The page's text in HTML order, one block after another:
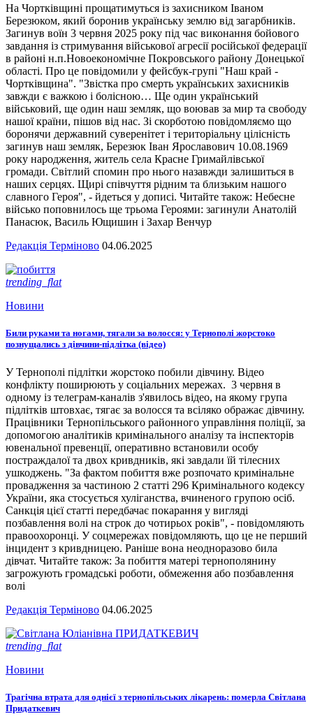
На Чортківщині прощатимуться із захисником Іваном
Березюком, який боронив українську землю від загарбників.
Загинув воїн 3 червня 2025 року під час виконання бойового
завдання із стримування військової агресії російської федерації
в районі н.п.Новоекономічне Покровського району Донецької
області. Про це повідомили у фейсбук-групі "Наш край -
Чортківщина". "Звістка про смерть українських захисників
завжди є важкою і болісною… Ще один український
військовий, ще один наш земляк, що воював за мир та свободу
нашої країни, пішов від нас. Зі скорботою повідомляємо що
боронячи державний суверенітет і територіальну цілісність
загинув наш земляк, Березюк Іван Ярославович 10.08.1969
року народження, житель села Красне Гримайлівської
громади. Світлий спомин про нього назавжди залишиться в
наших серцях. Щирі співчуття рідним та близьким нашого
славного Героя", - йдеться у дописі. Читайте також: Небесне
військо поповнилось ще трьома Героями: загинули Анатолій
Панасюк, Василь Ющишин і Захар Венчур
Редакція Терміново 04.06.2025
trending_flat
Новини
Били руками та ногами, тягали за волосся: у Тернополі жорстоко
познущались з дівчини-підлітка (відео)
У Тернополі підлітки жорстоко побили дівчину. Відео
конфлікту поширюють у соціальних мережах. 3 червня в
одному із телеграм-каналів з'явилось відео, на якому група
підлітків штовхає, тягає за волосся та всіляко ображає дівчину.
Працівники Тернопільського районного управління поліції, за
допомогою аналітиків кримінального аналізу та інспекторів
ювенальної превенції, оперативно встановили особу
постраждалої та двох кривдників, які завдали їй тілесних
ушкоджень. "За фактом побиття вже розпочато кримінальне
провадження за частиною 2 статті 296 Кримінального кодексу
України, яка стосується хуліганства, вчиненого групою осіб.
Санкція цієї статті передбачає покарання у вигляді
позбавлення волі на строк до чотирьох років", - повідомляють
правоохоронці. У соцмережах повідомляють, що це не перший
інцидент з кривдницею. Раніше вона неодноразово била
дівчат. Читайте також: За побиття матері тернополянину
загрожують громадські роботи, обмеження або позбавлення
волі
Редакція Терміново 04.06.2025
trending_flat
Новини
Трагічна втрата для однієї з тернопільських лікарень: померла Світлана
Придаткевич